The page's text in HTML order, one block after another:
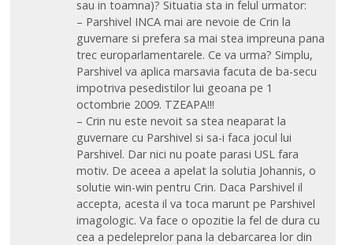
sau in toamna)? Situatia sta in felul urmator:
– Parshivel INCA mai are nevoie de Crin la
guvernare si prefera sa mai stea impreuna pana
trec europarlamentarele. Ce va urma? Simplu,
Parshivel va aplica marsavia facuta de ba-secu
impotriva pesedistilor lui geoana pe 1
octombrie 2009. TZEAPA!!!
– Crin nu este nevoit sa stea neaparat la
guvernare cu Parshivel si sa-i faca jocul lui
Parshivel. Dar nici nu poate parasi USL fara
motiv. De aceea a apelat la solutia Johannis, o
solutie win-win pentru Crin. Daca Parshivel il
accepta, acesta il va toca marunt pe Parshivel
imagologic. Va face o opozitie la fel de dura cu
cea a pedeleprelor pana la debarcarea lor din